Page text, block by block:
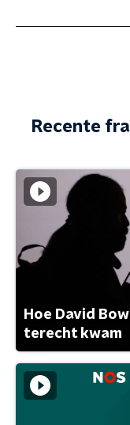
Recente
Hoe David
terecht kwam